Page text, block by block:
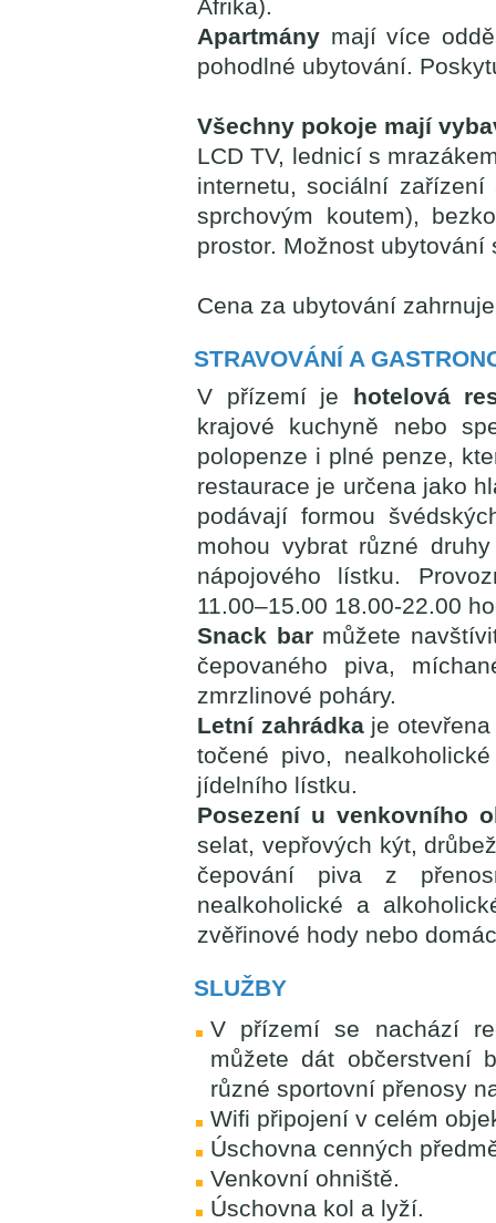
Afrika).
Apartmány mají více
pohodlné ubytování.
Všechny pokoje mají
LCD TV, lednicí s
internetu, sociální
sprchovým koutem),
prostor. Možnost
Cena za ubytování
STRAVOVÁNÍ A
V přízemí je hotelová
krajové kuchyně nebo
polopenze i plné penze,
restaurace je určena jako
podávají formou
mohou vybrat různé
nápojového lístku.
11.00–15.00 18.00-22.00
Snack barmůžete
čepovaného piva,
zmrzlinové poháry.
Letní zahrádkaje otevřena
točené pivo,
jídelního lístku.
Posezení u venkovního
selat, vepřových kýt,
čepování piva z
nealkoholické a
zvěřinové hody nebo
SLUŽBY
V přízemí se nachází
můžete dát občerstvení
různé sportovní přenosy
Wifi připojení v celém
Úschovna cenných
Venkovní ohniště.
Úschovna kol a lyží.